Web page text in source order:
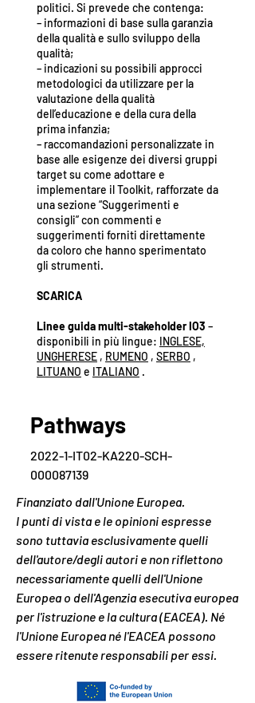
politici. Si prevede che contenga:
– informazioni di base sulla garanzia
della qualità e sullo sviluppo della
qualità;
– indicazioni su possibili approcci
metodologici da utilizzare per la
valutazione della qualità
dell’educazione e della cura della
prima infanzia;
– raccomandazioni personalizzate in
base alle esigenze dei diversi gruppi
target su come adottare e
implementare il Toolkit, rafforzate da
una sezione “Suggerimenti e
consigli” con commenti e
suggerimenti forniti direttamente
da coloro che hanno sperimentato
gli strumenti.
SCARICA
Linee guida multi-stakeholder IO3 –
disponibili in più lingue: INGLESE,
UNGHERESE , RUMENO , SERBO ,
LITUANO e ITALIANO .
Pathways
2022-1-IT02-KA220-SCH-
000087139
Finanziato dall'Unione Europea.
I punti di vista e le opinioni espresse
sono tuttavia esclusivamente quelli
dell'autore/degli autori e non riflettono
necessariamente quelli dell'Unione
Europea o dell'Agenzia esecutiva europea
per l'istruzione e la cultura (EACEA). Né
l'Unione Europea né l'EACEA possono
essere ritenute responsabili per essi.